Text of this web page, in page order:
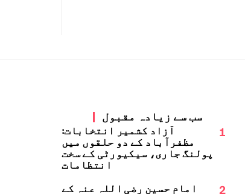
سب سے زیادہ مقبول
1
آزاد کشمیر انتخابات:
مظفرآباد کے دو حلقوں میں
پولنگ جاری، سیکیورٹی کے سخت
انتظامات
2
امام حسین رضی اللہ عنہ کے